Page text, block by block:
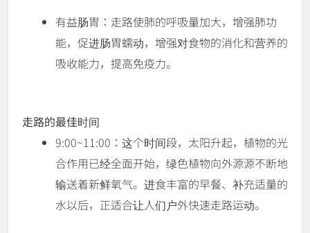
有益肠胃：走路使肺的呼吸量加大，增强肺功
能，促进肠胃蠕动，增强对食物的消化和营养的
吸收能力，提高免疫力。
走路的最佳时间
9:00~11:00：这个时间段，太阳升起，植物的光
合作用已经全面开始，绿色植物向外源源不断地
输送着新鲜氧气。进食丰富的早餐、补充适量的
水以后，正适合让人们户外快速走路运动。